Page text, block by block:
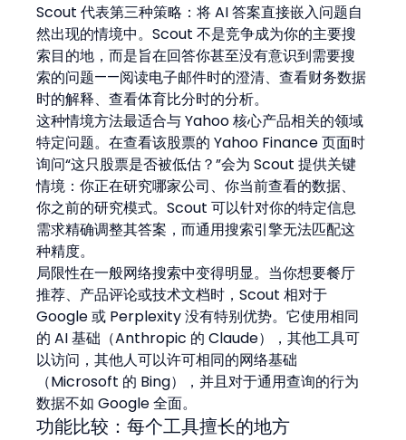
Scout 代表第三种策略：将 AI 答案直接嵌入问题自
然出现的情境中。Scout 不是竞争成为你的主要搜
索目的地，而是旨在回答你甚至没有意识到需要搜
索的问题——阅读电子邮件时的澄清、查看财务数据
时的解释、查看体育比分时的分析。
这种情境方法最适合与 Yahoo 核心产品相关的领域
特定问题。在查看该股票的 Yahoo Finance 页面时
询问“这只股票是否被低估？”会为 Scout 提供关键
情境：你正在研究哪家公司、你当前查看的数据、
你之前的研究模式。Scout 可以针对你的特定信息
需求精确调整其答案，而通用搜索引擎无法匹配这
种精度。
局限性在一般网络搜索中变得明显。当你想要餐厅
推荐、产品评论或技术文档时，Scout 相对于
Google 或 Perplexity 没有特别优势。它使用相同
的 AI 基础（Anthropic 的 Claude），其他工具可
以访问，其他人可以许可相同的网络基础
（Microsoft 的 Bing），并且对于通用查询的行为
数据不如 Google 全面。
功能比较：每个工具擅长的地方